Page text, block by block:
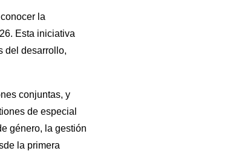
la
Esta iniciativa
del desarrollo,
conjuntas, y
de especial
género, la gestión
la primera